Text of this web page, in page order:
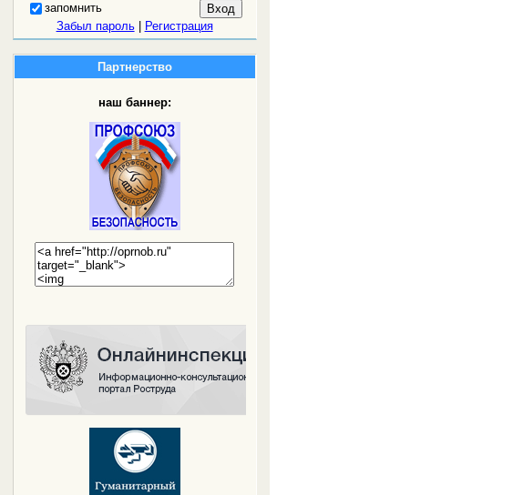
запомнить
Забыл пароль| Регистрация
Партнерство
наш баннер: